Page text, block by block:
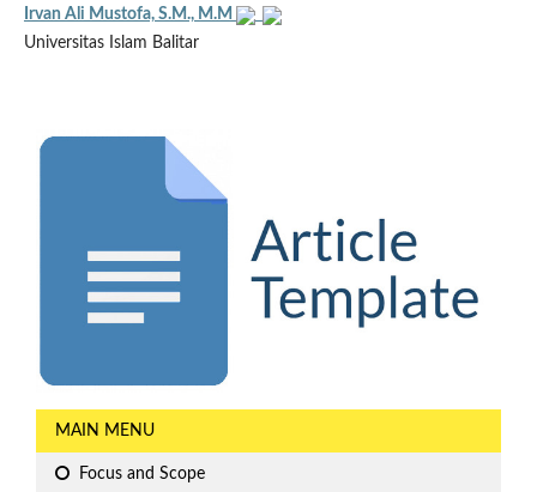
Irvan Ali Mustofa, S.M., M.M
Universitas Islam Balitar
MAIN MENU
Focus and Scope